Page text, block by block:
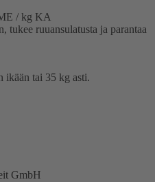
/ kg KA
tukee ruuansulatusta ja parantaa
ikään tai 35 kg asti.
GmbH